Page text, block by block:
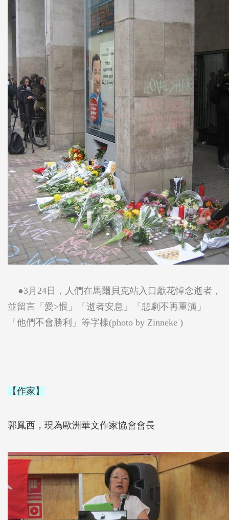
●3月24日，人們在馬爾貝克站入口獻花悼念逝者，
並留言「愛>恨」「逝者安息」「悲劇不再重演」
「他們不會勝利」等字樣(photo by Zinneke )
【作家】
郭鳳西，現為歐洲華文作家協會會長